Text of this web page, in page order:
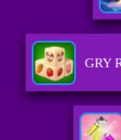
GRY